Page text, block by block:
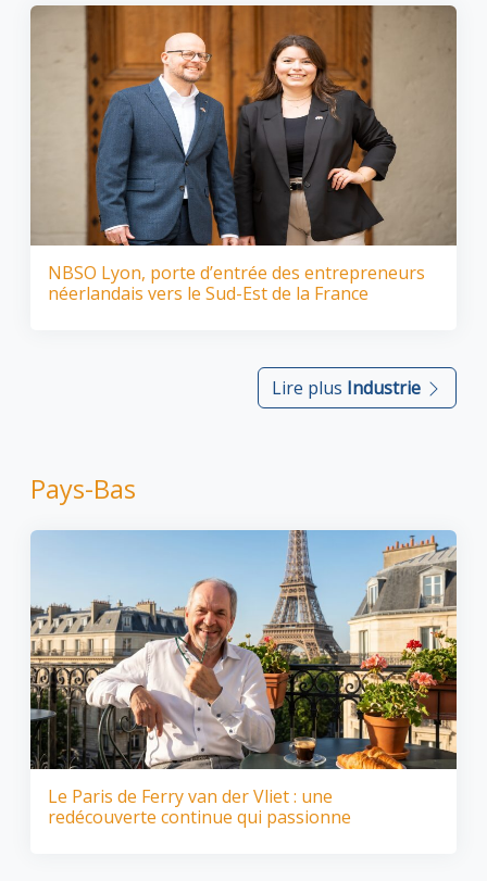
NBSO Lyon, porte d’entrée des entrepreneurs
néerlandais vers le Sud-Est de la France
Lire plus Industrie
Pays-Bas
Le Paris de Ferry van der Vliet : une
redécouverte continue qui passionne